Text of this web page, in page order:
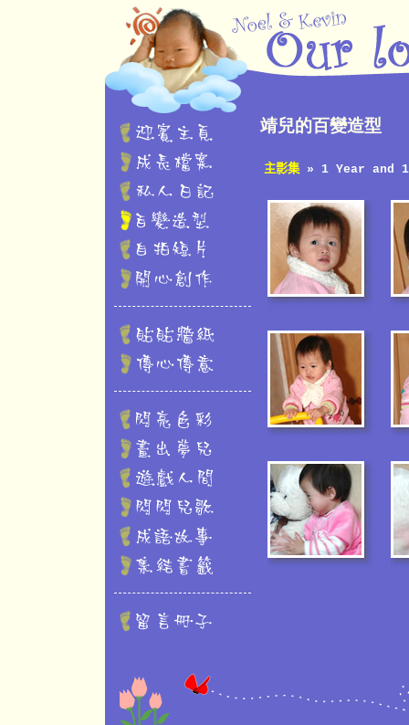
靖兒的百變造型
主影集» 1 Year and